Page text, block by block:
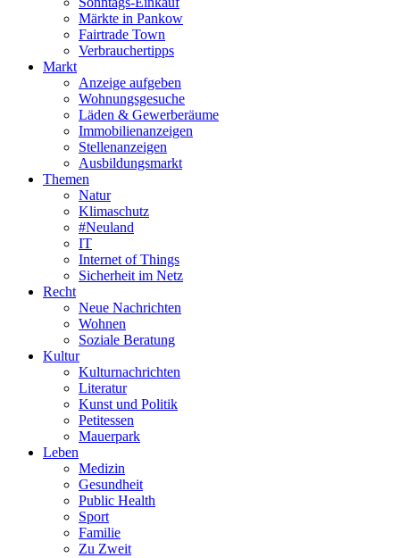
Märkte in Pankow
Fairtrade Town
Verbrauchertipps
Markt
Anzeige aufgeben
Wohnungsgesuche
Läden & Gewerberäume
Immobilienanzeigen
Stellenanzeigen
Ausbildungsmarkt
Themen
Natur
Klimaschutz
#Neuland
IT
Internet of Things
Sicherheit im Netz
Recht
Neue Nachrichten
Wohnen
Soziale Beratung
Kultur
Kulturnachrichten
Literatur
Kunst und Politik
Petitessen
Mauerpark
Leben
Medizin
Gesundheit
Public Health
Sport
Familie
Zu Zweit